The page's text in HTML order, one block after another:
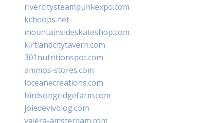
rivercitysteampunkexpo.com
kchoops.net
mountainsideskateshop.com
kirtlandcitytavern.com
301nutritionspot.com
ammos-stores.com
loceanecreations.com
birdsongridgefarm.com
joiedevivblog.com
valera-amsterdam.com